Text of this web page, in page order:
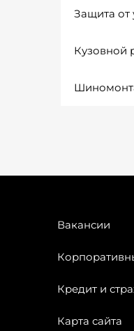
Защита от
Кузовной
Вакансии
Кредит и
Карта сайта